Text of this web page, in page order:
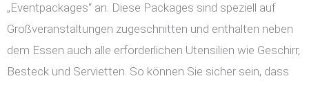
„Eventpackages“ an. Diese Packages sind speziell auf
Großveranstaltungen zugeschnitten und enthalten neben
dem Essen auch alle erforderlichen Utensilien wie Geschirr,
Besteck und Servietten. So können Sie sicher sein, dass